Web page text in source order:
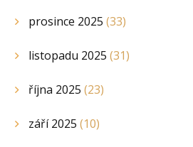
prosince 2025 (33)
listopadu 2025 (31)
října 2025 (23)
září 2025 (10)